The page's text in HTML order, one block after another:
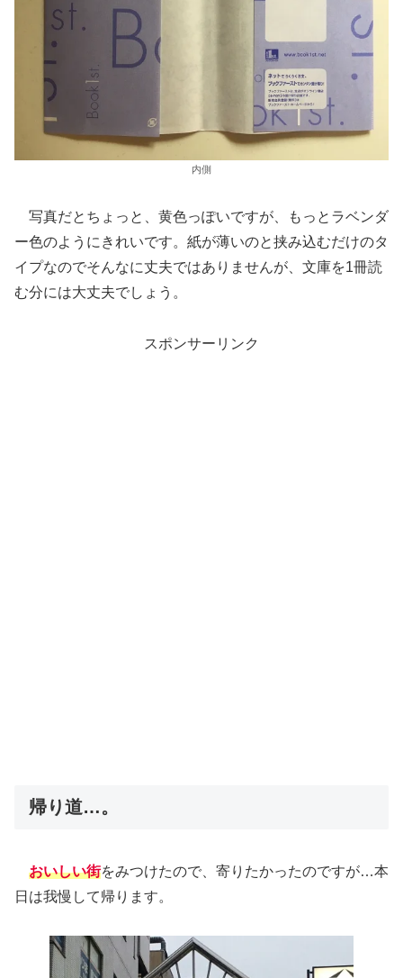
内側
写真だとちょっと、黄色っぽいですが、もっとラベンダ
ー色のようにきれいです。紙が薄いのと挟み込むだけのタ
イプなのでそんなに丈夫ではありませんが、文庫を1冊読
む分には大丈夫でしょう。
スポンサーリンク
帰り道…。
おいしい街をみつけたので、寄りたかったのですが…本
日は我慢して帰ります。